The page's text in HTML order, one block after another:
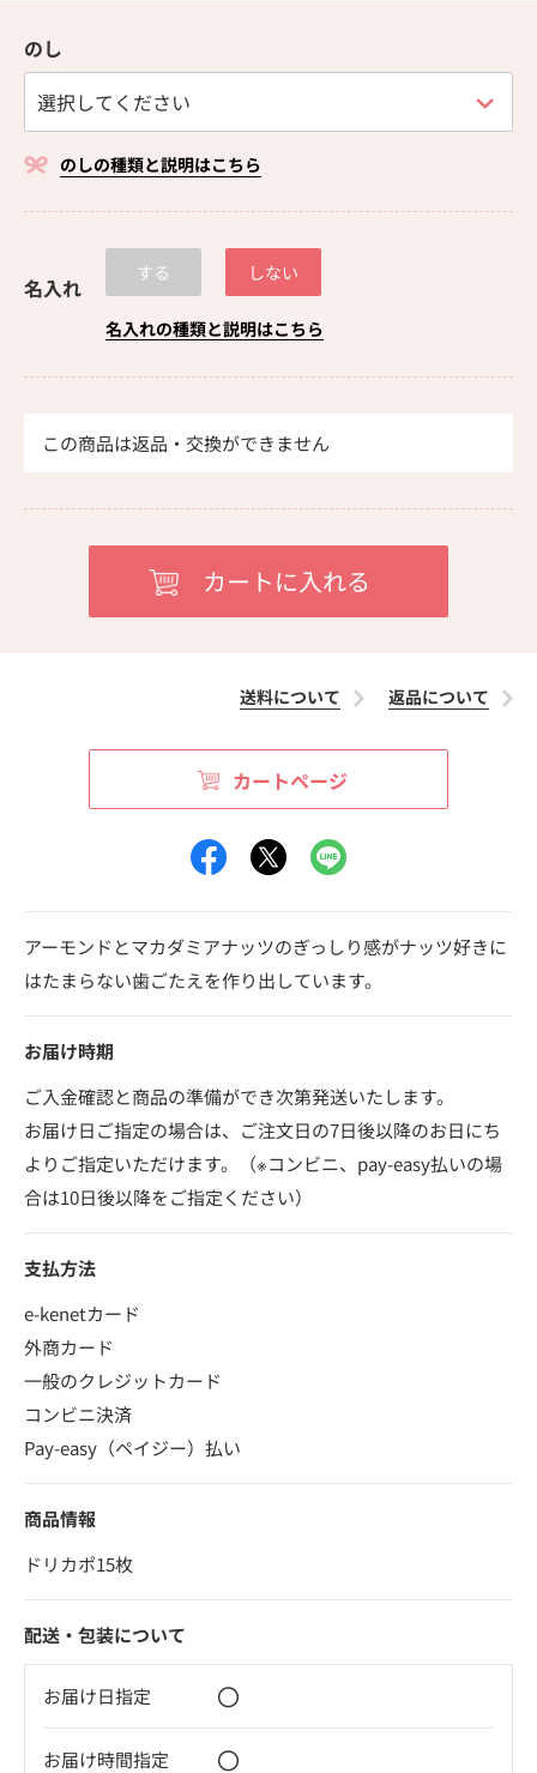
のし
のしの種類と説明はこちら
名入れ
する しない
名入れの種類と説明はこちら
この商品は返品・交換ができません
送料について 返品について
カートページ
アーモンドとマカダミアナッツのぎっしり感がナッツ好きに
はたまらない歯ごたえを作り出しています。
お届け時期
ご入金確認と商品の準備ができ次第発送いたします。
お届け日ご指定の場合は、ご注文日の7日後以降のお日にち
よりご指定いただけます。（※コンビニ、pay-easy払いの場
合は10日後以降をご指定ください）
支払方法
e-kenetカード
外商カード
一般のクレジットカード
コンビニ決済
Pay-easy（ペイジー）払い
商品情報
ドリカポ15枚
配送・包装について
お届け日指定 〇
お届け時間指定 〇